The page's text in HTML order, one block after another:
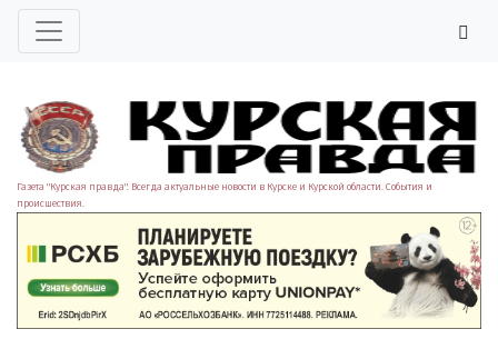
Газета "Курская правда". Всегда актуальные новости в Курске и Курской области. События и
происшествия.